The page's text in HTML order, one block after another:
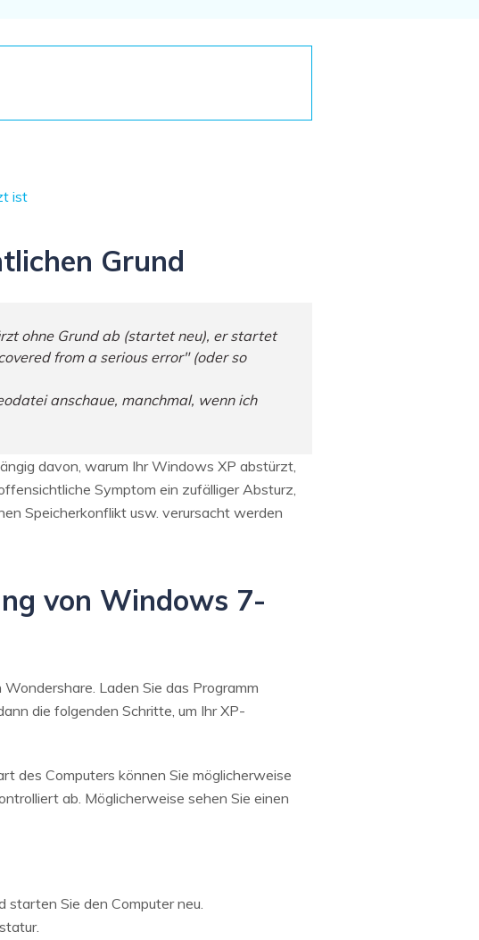
Datenrettung
Neu
Werkseinstellung
ist
Grund
ohne Grund ab (startet neu), er startet
from a serious error" (oder so
anschaue, manchmal, wenn ich
davon, warum Ihr Windows XP abstürzt,
Symptom ein zufälliger Absturz,
Speicherkonflikt usw. verursacht werden
von Windows 7-
Laden Sie das Programm
die folgenden Schritte, um Ihr XP-
des Computers können Sie möglicherweise
ab. Möglicherweise sehen Sie einen
Sie den Computer neu.